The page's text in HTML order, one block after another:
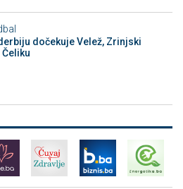
dočekuje Velež, Zrinjski